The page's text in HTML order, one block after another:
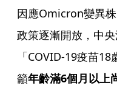
因應Omicron變異
政策逐漸開放，中
「COVID-19疫苗
籲年齡滿6個月以上